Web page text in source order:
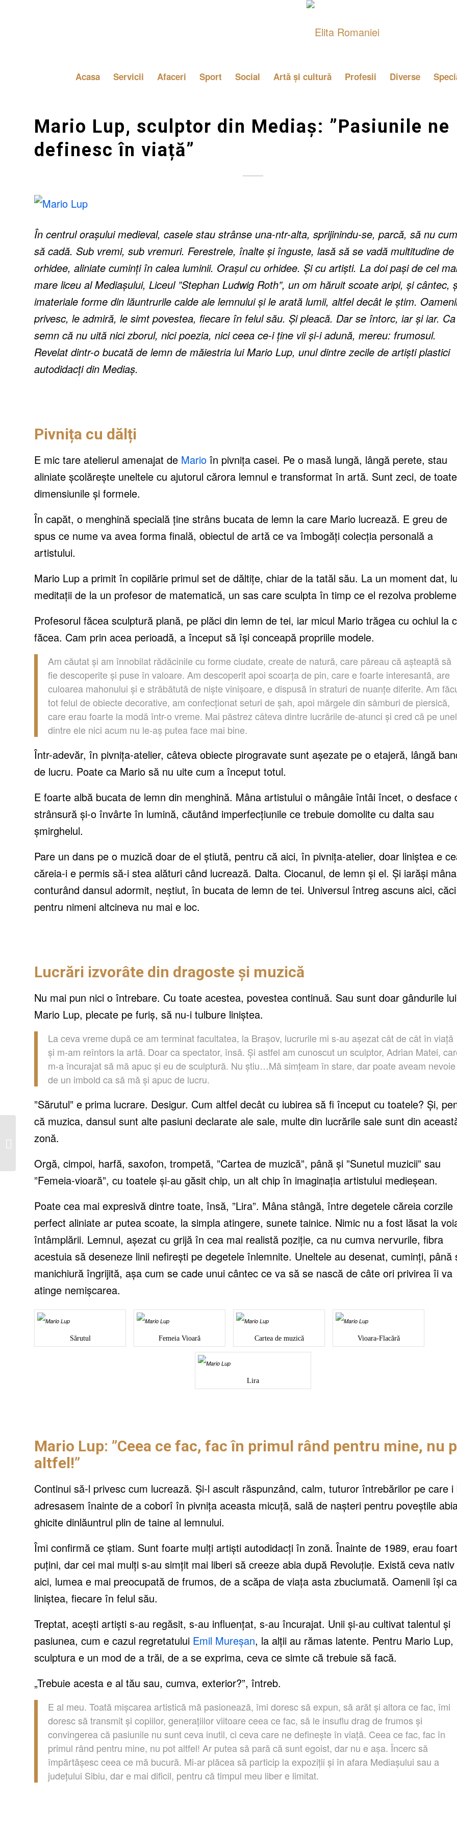
Acasa Servicii Afaceri Sport Social Artă și cultură Profesii Diverse
Mario Lup, sculptor din Mediaș: ”Pasiunile ne
definesc în viață”
În centrul orașului medieval, casele stau strânse una-ntr-alta, sprijinindu-se, parcă, să nu
să cadă. Sub vremi, sub vremuri. Ferestrele, înalte și înguste, lasă să se vadă multitudine de
orhidee, aliniate cuminți în calea luminii. Orașul cu orhidee. Și cu artiști. La doi pași de cel
mare liceu al Mediașului, Liceul ”Stephan Ludwig Roth”, un om hăruit scoate aripi, și cântec,
imateriale forme din lăuntrurile calde ale lemnului și le arată lumii, altfel decât le știm.
privesc, le admiră, le simt povestea, fiecare în felul său. Și pleacă. Dar se întorc, iar și iar. Ca
semn că nu uită nici zborul, nici poezia, nici ceea ce-i ține vii și-i adună, mereu: frumosul.
Revelat dintr-o bucată de lemn de măiestria lui Mario Lup, unul dintre zecile de artiști plastici
autodidacți din Mediaș.
Pivnița cu dălți
E mic tare atelierul amenajat de Mario în pivnița casei. Pe o masă lungă, lângă perete, stau
aliniate școlărește uneltele cu ajutorul cărora lemnul e transformat în artă. Sunt zeci, de toate
dimensiunile și formele.
În capăt, o menghină specială ține strâns bucata de lemn la care Mario lucrează. E greu de
spus ce nume va avea forma finală, obiectul de artă ce va îmbogăți colecția personală a
artistului.
Mario Lup a primit în copilărie primul set de dăltițe, chiar de la tatăl său. La un moment dat,
meditații de la un profesor de matematică, un sas care sculpta în timp ce el rezolva
Profesorul făcea sculptură plană, pe plăci din lemn de tei, iar micul Mario trăgea cu ochiul la
făcea. Cam prin acea perioadă, a început să își conceapă propriile modele.
Am căutat și am înnobilat rădăcinile cu forme ciudate, create de natură, care păreau că așteaptă să
fie descoperite și puse în valoare. Am descoperit apoi scoarța de pin, care e foarte interesantă, are
culoarea mahonului și e străbătută de niște vinișoare, e dispusă în straturi de nuanțe diferite. Am
tot felul de obiecte decorative, am confecționat seturi de șah, apoi mărgele din sâmburi de piersică,
care erau foarte la modă într-o vreme. Mai păstrez câteva dintre lucrările de-atunci și cred că pe
dintre ele nici acum nu le-aș putea face mai bine.
Într-adevăr, în pivnița-atelier, câteva obiecte pirogravate sunt așezate pe o etajeră, lângă
de lucru. Poate ca Mario să nu uite cum a început totul.
E foarte albă bucata de lemn din menghină. Mâna artistului o mângâie întâi încet, o desface
strânsură și-o învârte în lumină, căutând imperfecțiunile ce trebuie domolite cu dalta sau
șmirghelul.
Pare un dans pe o muzică doar de el știută, pentru că aici, în pivnița-atelier, doar liniștea e
căreia-i e permis să-i stea alături când lucrează. Dalta. Ciocanul, de lemn și el. Și iarăși
conturând dansul adormit, neștiut, în bucata de lemn de tei. Universul întreg ascuns aici, căci
pentru nimeni altcineva nu mai e loc.
Lucrări izvorâte din dragoste și muzică
Nu mai pun nici o întrebare. Cu toate acestea, povestea continuă. Sau sunt doar gândurile lui
Mario Lup, plecate pe furiș, să nu-i tulbure liniștea.
La ceva vreme după ce am terminat facultatea, la Brașov, lucrurile mi s-au așezat cât de cât în viață
și m-am reîntors la artă. Doar ca spectator, însă. Și astfel am cunoscut un sculptor, Adrian Matei,
m-a încurajat să mă apuc și eu de sculptură. Nu știu…Mă simțeam în stare, dar poate aveam nevoie
de un imbold ca să mă și apuc de lucru.
”Sărutul” e prima lucrare. Desigur. Cum altfel decât cu iubirea să fi început cu toatele? Și,
că muzica, dansul sunt alte pasiuni declarate ale sale, multe din lucrările sale sunt din
zonă.
Orgă, cimpoi, harfă, saxofon, trompetă, ”Cartea de muzică”, până și ”Sunetul muzicii” sau
”Femeia-vioară”, cu toatele și-au găsit chip, un alt chip în imaginația artistului medieșean.
Poate cea mai expresivă dintre toate, însă, ”Lira”. Mâna stângă, între degetele căreia corzile
perfect aliniate ar putea scoate, la simpla atingere, sunete tainice. Nimic nu a fost lăsat la
întâmplării. Lemnul, așezat cu grijă în cea mai realistă poziție, ca nu cumva nervurile, fibra
acestuia să deseneze linii nefirești pe degetele înlemnite. Uneltele au desenat, cuminți, până
manichiură îngrijită, așa cum se cade unui cântec ce va să se nască de câte ori privirea îi va
atinge nemișcarea.
Sărutul Femeia Vioară Cartea de muzică Vioara-Flacără
Lira
Mario Lup: ”Ceea ce fac, fac în primul rând pentru mine, nu
altfel!”
Continui să-l privesc cum lucrează. Și-l ascult răspunzând, calm, tuturor întrebărilor pe care i
adresasem înainte de a coborî în pivnița aceasta micuță, sală de nașteri pentru poveștile
ghicite dinlăuntrul plin de taine al lemnului.
Îmi confirmă ce știam. Sunt foarte mulți artiști autodidacți în zonă. Înainte de 1989, erau
puțini, dar cei mai mulți s-au simțit mai liberi să creeze abia după Revoluție. Există ceva nativ
aici, lumea e mai preocupată de frumos, de a scăpa de viața asta zbuciumată. Oamenii își
liniștea, fiecare în felul său.
Treptat, acești artiști s-au regăsit, s-au influențat, s-au încurajat. Unii și-au cultivat talentul și
pasiunea, cum e cazul regretatului Emil Mureșan, la alții au rămas latente. Pentru Mario Lup,
sculptura e un mod de a trăi, de a se exprima, ceva ce simte că trebuie să facă.
„Trebuie acesta e al tău sau, cumva, exterior?”, întreb.
E al meu. Toată mișcarea artistică mă pasionează, îmi doresc să expun, să arăt și altora ce fac, îmi
doresc să transmit și copiilor, generațiilor viitoare ceea ce fac, să le insuflu drag de frumos și
convingerea că pasiunile nu sunt ceva inutil, ci ceva care ne definește în viață. Ceea ce fac, fac în
primul rând pentru mine, nu pot altfel! Ar putea să pară că sunt egoist, dar nu e așa. Încerc să
împărtășesc ceea ce mă bucură. Mi-ar plăcea să particip la expoziții și în afara Mediașului sau a
județului Sibiu, dar e mai dificil, pentru că timpul meu liber e limitat.
Margareta Tătăruş, sau
despre cum poate un
biblioteca într-o...